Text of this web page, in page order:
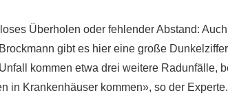
Überholen oder fehlender Abstand:
gibt es hier eine große
kommen etwa drei weitere Radunfälle,
in Krankenhäuser kommen», so der